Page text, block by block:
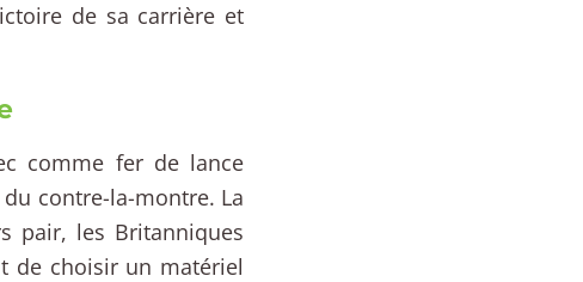
de sa carrière et
comme fer de lance
contre-la-montre. La
pair, les Britanniques
de choisir un matériel